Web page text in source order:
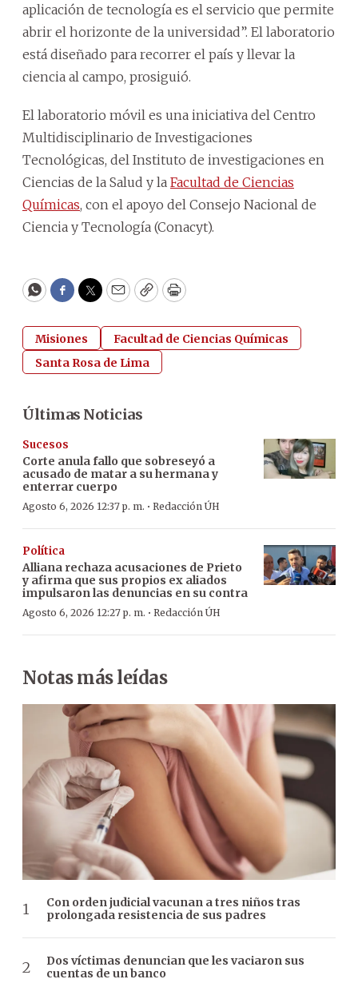
aplicación de tecnología es el servicio que permite
abrir el horizonte de la universidad”. El laboratorio
está diseñado para recorrer el país y llevar la
ciencia al campo, prosiguió.
El laboratorio móvil es una iniciativa del Centro
Multidisciplinario de Investigaciones
Tecnológicas, del Instituto de investigaciones en
Ciencias de la Salud y la Facultad de Ciencias
Químicas, con el apoyo del Consejo Nacional de
Ciencia y Tecnología (Conacyt).
WhatsApp
Facebook
Twitter
EmailCopyPrint
Misiones
Facultad de Ciencias Químicas
Santa Rosa de Lima
Últimas Noticias
Sucesos
Corte anula fallo que sobreseyó a
acusado de matar a su hermana y
enterrar cuerpo
Agosto 6, 2026 12:37 p. m. · Redacción ÚH
Política
Alliana rechaza acusaciones de Prieto
y afirma que sus propios ex aliados
impulsaron las denuncias en su contra
Agosto 6, 2026 12:27 p. m. · Redacción ÚH
Notas más leídas
Con orden judicial vacunan a tres niños tras
prolongada resistencia de sus padres
Dos víctimas denuncian que les vaciaron sus
cuentas de un banco